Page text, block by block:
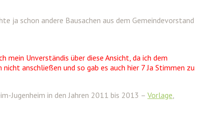
ja schon andere Bausachen aus dem Gemeindevorstand
mein Unverständis über diese Ansicht, da ich dem
anschließen und so gab es auch hier 7 Ja Stimmen zu
Jugenheim in den Jahren 2011 bis 2013 – Vorlage